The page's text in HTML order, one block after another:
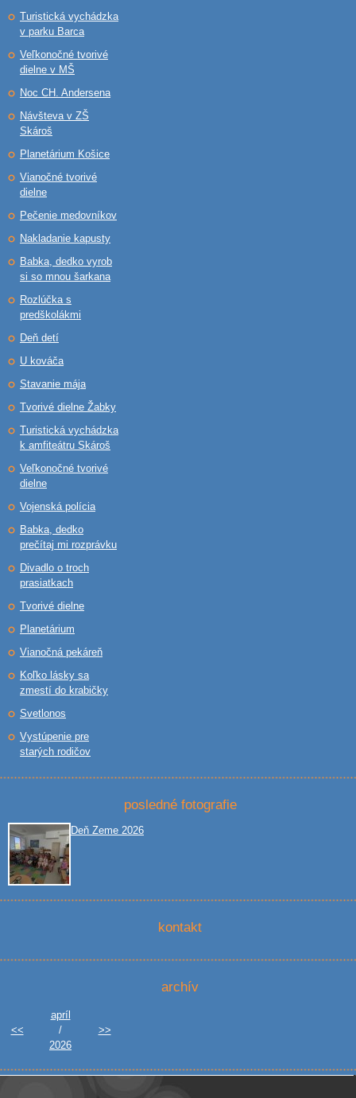
Turistická vychádzka
v parku Barca
Veľkonočné tvorivé
dielne v MŠ
Noc CH. Andersena
Návšteva v ZŠ
Skároš
Planetárium Košice
Vianočné tvorivé
dielne
Pečenie medovníkov
Nakladanie kapusty
Babka, dedko vyrob
si so mnou šarkana
Rozlúčka s
predškolákmi
Deň detí
U kováča
Stavanie mája
Tvorivé dielne Žabky
Turistická vychádzka
k amfiteátru Skároš
Veľkonočné tvorivé
dielne
Vojenská polícia
Babka, dedko
prečítaj mi rozprávku
Divadlo o troch
prasiatkach
Tvorivé dielne
Planetárium
Vianočná pekáreň
Koľko lásky sa
zmestí do krabičky
Svetlonos
Vystúpenie pre
starých rodičov
posledné fotografie
Deň Zeme 2026
kontakt
archív
<<
apríl
/
2026
>>